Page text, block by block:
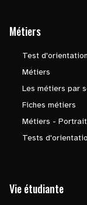
Métiers
Test
Métiers
Les métiers par
Fiches métiers
Métiers -
Tests
Vie étudiante